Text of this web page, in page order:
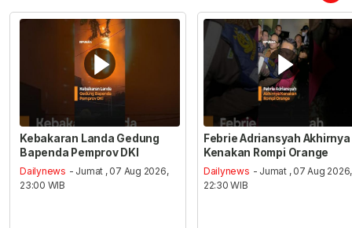
Kebakaran Landa Gedung
Bapenda Pemprov DKI
Dailynews - Jumat , 07 Aug 2026,
23:00 WIB
Febrie Adriansyah Akhirnya
Kenakan Rompi Orange
Dailynews - Jumat , 07 Aug 2026,
22:30 WIB